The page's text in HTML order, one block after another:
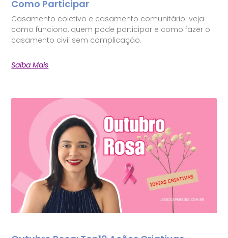
Como Participar
Casamento coletivo e casamento comunitário: veja
como funciona, quem pode participar e como fazer o
casamento civil sem complicação.
Saiba Mais